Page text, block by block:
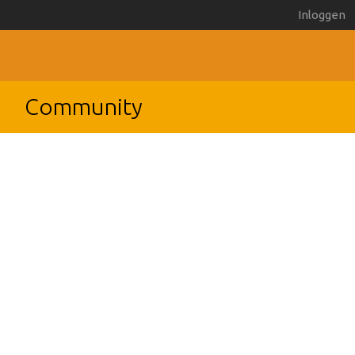
Inloggen
Community